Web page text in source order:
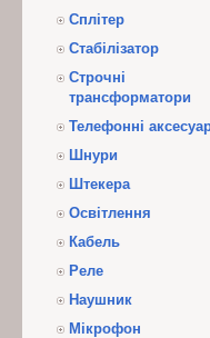
Сплітер
Стабілізатор
Строчні
трансформатори
Телефонні
Шнури
Штекера
Освітлення
Кабель
Реле
Наушник
Мікрофон